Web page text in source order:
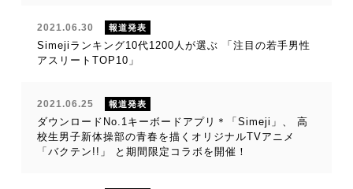
2021.06.30 報道発表
Simejiランキング10代1200人が選ぶ 「注目の若手男性
アスリートTOP10」
2021.06.25 報道発表
ダウンロードNo.1キーボードアプリ＊「Simeji」、 高
校生男子新体操部の青春を描くオリジナルTVアニメ
「バクテン!!」 と期間限定コラボを開催！